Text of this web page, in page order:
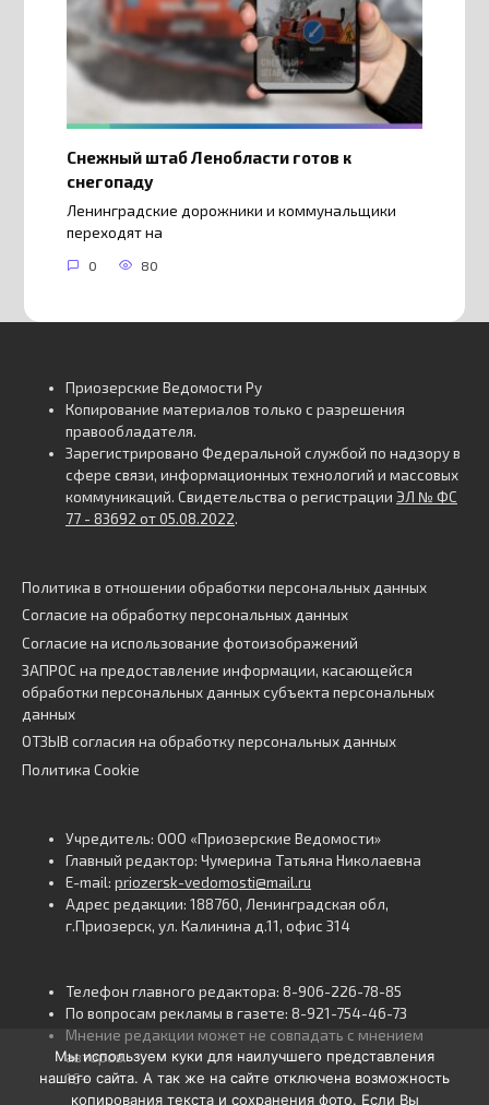
Снежный штаб Ленобласти готов к
снегопаду
Ленинградские дорожники и коммунальщики
переходят на
0 80
Приозерские Ведомости Ру
Копирование материалов только с разрешения
правообладателя.
Зарегистрировано Федеральной службой по надзору в
сфере связи, информационных технологий и массовых
коммуникаций. Свидетельства о регистрации ЭЛ № ФС
77 - 83692 от 05.08.2022.
Политика в отношении обработки персональных данных
Согласие на обработку персональных данных
Согласие на использование фотоизображений
ЗАПРОС на предоставление информации, касающейся
обработки персональных данных субъекта персональных
данных
ОТЗЫВ согласия на обработку персональных данных
Политика Cookie
Учредитель: ООО «Приозерские Ведомости»
Главный редактор: Чумерина Татьяна Николаевна
E-mail: priozersk-vedomosti@mail.ru
Адрес редакции: 188760, Ленинградская обл,
г.Приозерск, ул. Калинина д.11, офис 314
Телефон главного редактора: 8-906-226-78-85
По вопросам рекламы в газете: 8-921-754-46-73
Мнение редакции может не совпадать с мнением
авторов.
16+
Мы используем куки для наилучшего представления
нашего сайта. А так же на сайте отключена возможность
копирования текста и сохранения фото. Если Вы